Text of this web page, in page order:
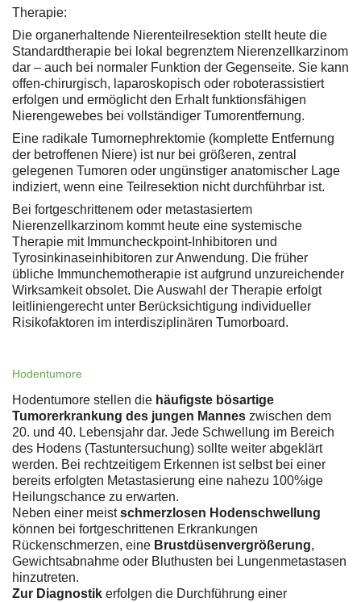
Therapie:
Die organerhaltende Nierenteilresektion stellt heute die
Standardtherapie bei lokal begrenztem Nierenzellkarzinom
dar – auch bei normaler Funktion der Gegenseite. Sie kann
offen-chirurgisch, laparoskopisch oder roboterassistiert
erfolgen und ermöglicht den Erhalt funktionsfähigen
Nierengewebes bei vollständiger Tumorentfernung.
Eine radikale Tumornephrektomie (komplette Entfernung
der betroffenen Niere) ist nur bei größeren, zentral
gelegenen Tumoren oder ungünstiger anatomischer Lage
indiziert, wenn eine Teilresektion nicht durchführbar ist.
Bei fortgeschrittenem oder metastasiertem
Nierenzellkarzinom kommt heute eine systemische
Therapie mit Immuncheckpoint-Inhibitoren und
Tyrosinkinaseinhibitoren zur Anwendung. Die früher
übliche Immunchemotherapie ist aufgrund unzureichender
Wirksamkeit obsolet. Die Auswahl der Therapie erfolgt
leitliniengerecht unter Berücksichtigung individueller
Risikofaktoren im interdisziplinären Tumorboard.
Hodentumore
Hodentumore stellen die häufigste bösartige
Tumorerkrankung des jungen Mannes zwischen dem
20. und 40. Lebensjahr dar. Jede Schwellung im Bereich
des Hodens (Tastuntersuchung) sollte weiter abgeklärt
werden. Bei rechtzeitigem Erkennen ist selbst bei einer
bereits erfolgten Metastasierung eine nahezu 100%ige
Heilungschance zu erwarten.
Neben einer meistschmerzlosen Hodenschwellung
können bei fortgeschrittenen Erkrankungen
Rückenschmerzen, eine Brustdüsenvergrößerung,
Gewichtsabnahme oder Bluthusten bei Lungenmetastasen
hinzutreten.
Zur Diagnostik erfolgen die Durchführung einer